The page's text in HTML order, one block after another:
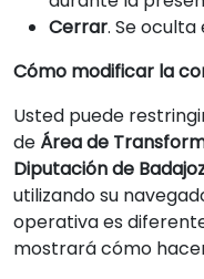
Cerrar. Se
Cómo modificar la
Usted puede
de Área de
Diputación de
utilizando su
operativa es
mostrará cómo